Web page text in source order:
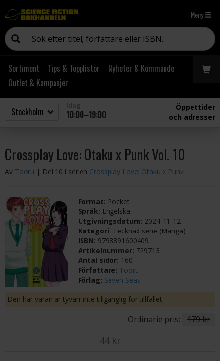
Meny
Sortiment Tips & Topplistor
Nyheter & Kommande
Outlet & Kampanjer
10:00–19:00
Öppettider
och adresser
Crossplay Love: Otaku x Punk Vol. 10
Av Tooru | Del 10 i serien Crossplay Love: Otaku x Punk
Format: Pocket
Språk: Engelska
Utgivningsdatum: 2024-11-12
Kategori: Tecknad serie (Manga)
ISBN: 9798891600409
Artikelnummer: 729713
Antal sidor: 160
Författare: Tooru
Förlag: Seven Seas
Den här varan är tyvärr inte tillgänglig för tillfället.
Ordinarie pris: 179 kr
44 kr